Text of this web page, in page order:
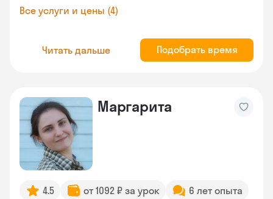
Все услуги и цены (4)
Читать дальше Подобрать время
Маргарита
4.5 от 1092 ₽ за урок 6 лет опыта